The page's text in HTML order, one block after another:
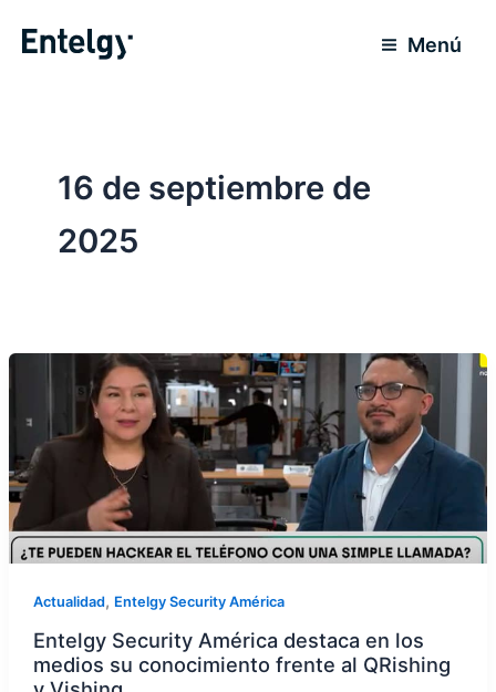
Menú
16 de septiembre de
2025
Actualidad, Entelgy Security América
Entelgy Security América destaca en los
medios su conocimiento frente al QRishing